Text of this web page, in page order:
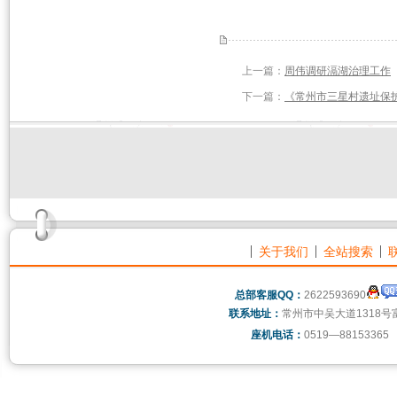
上一篇： 周伟调研滆湖治理工作
下一篇： 《常州市三星村遗址
关于我们 全站搜索
总部客服QQ： 2622593690
联系地址： 常州市中吴大道1318号
座机电话： 0519—88153365